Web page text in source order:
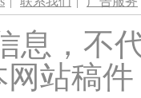
息，不
网站稿